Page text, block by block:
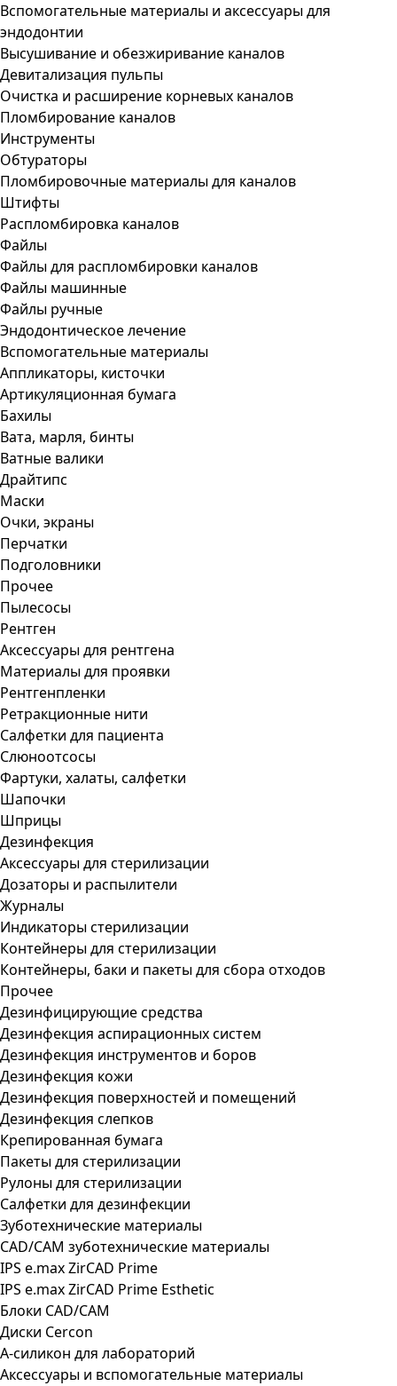
Вспомогательные материалы и аксессуары для
эндодонтии
Высушивание и обезжиривание каналов
Девитализация пульпы
Очистка и расширение корневых каналов
Пломбирование каналов
Инструменты
Обтураторы
Пломбировочные материалы для каналов
Штифты
Распломбировка каналов
Файлы
Файлы для распломбировки каналов
Файлы машинные
Файлы ручные
Эндодонтическое лечение
Вспомогательные материалы
Аппликаторы, кисточки
Артикуляционная бумага
Бахилы
Вата, марля, бинты
Ватные валики
Драйтипс
Маски
Очки, экраны
Перчатки
Подголовники
Прочее
Пылесосы
Рентген
Аксессуары для рентгена
Материалы для проявки
Рентгенпленки
Ретракционные нити
Салфетки для пациента
Слюноотсосы
Фартуки, халаты, салфетки
Шапочки
Шприцы
Дезинфекция
Аксессуары для стерилизации
Дозаторы и распылители
Журналы
Индикаторы стерилизации
Контейнеры для стерилизации
Контейнеры, баки и пакеты для сбора отходов
Прочее
Дезинфицирующие средства
Дезинфекция аспирационных систем
Дезинфекция инструментов и боров
Дезинфекция кожи
Дезинфекция поверхностей и помещений
Дезинфекция слепков
Крепированная бумага
Пакеты для стерилизации
Рулоны для стерилизации
Салфетки для дезинфекции
Зуботехнические материалы
CAD/CAM зуботехнические материалы
IPS e.max ZirCAD Prime
IPS e.max ZirCAD Prime Esthetic
Блоки CAD/CAM
Диски Cercon
А-силикон для лабораторий
Аксессуары и вспомогательные материалы